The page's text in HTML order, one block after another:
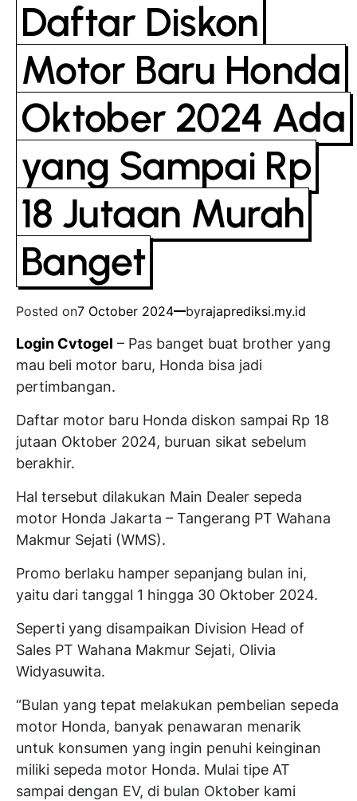
Daftar Diskon
Motor Baru Honda
Oktober 2024 Ada
yang Sampai Rp
18 Jutaan Murah
Banget
Posted on7 October 2024 byrajaprediksi.my.id
Login Cvtogel – Pas banget buat brother yang
mau beli motor baru, Honda bisa jadi
pertimbangan.
Daftar motor baru Honda diskon sampai Rp 18
jutaan Oktober 2024, buruan sikat sebelum
berakhir.
Hal tersebut dilakukan Main Dealer sepeda
motor Honda Jakarta – Tangerang PT Wahana
Makmur Sejati (WMS).
Promo berlaku hamper sepanjang bulan ini,
yaitu dari tanggal 1 hingga 30 Oktober 2024.
Seperti yang disampaikan Division Head of
Sales PT Wahana Makmur Sejati, Olivia
Widyasuwita.
“Bulan yang tepat melakukan pembelian sepeda
motor Honda, banyak penawaran menarik
untuk konsumen yang ingin penuhi keinginan
miliki sepeda motor Honda. Mulai tipe AT
sampai dengan EV, di bulan Oktober kami